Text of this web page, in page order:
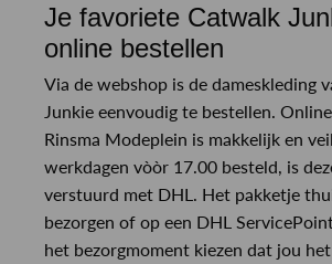
Je favoriete Catwalk
online bestellen
Via de webshop is de dameskleding
Junkie eenvoudig te bestellen.
Rinsma Modeplein is makkelijk en
werkdagen vòòr 17.00 besteld, is
verstuurd met DHL. Het pakketje
bezorgen of op een DHL
het bezorgmoment kiezen dat jou